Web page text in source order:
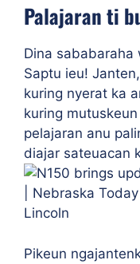
Palajaran ti
Dina sababaraha
Saptu ieu!
kuring nyerat ka
kuring
pelajaran anu
diajar sateuacan
Pikeun